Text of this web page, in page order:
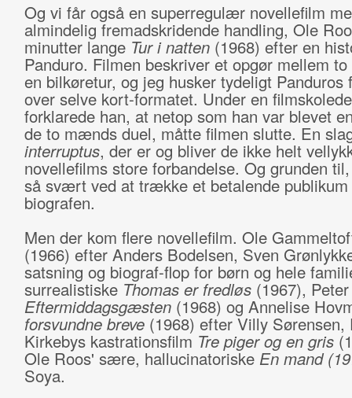
Og vi får også en superregulær novellefilm
almindelig fremadskridende handling, Ole
minutter lange Tur i natten(1968) efter en
Panduro. Filmen beskriver et opgør mellem
en bilkøretur, og jeg husker tydeligt Panduros
over selve kort-formatet. Under en
forklarede han, at netop som han var blevet
de to mænds duel, måtte filmen slutte. En
interruptus, der er og bliver de ikke helt
novellefilms store forbandelse. Og grunden
så svært ved at trække et betalende
biografen.
Men der kom flere novellefilm. Ole
(1966) efter Anders Bodelsen, Sven
satsning og biograf-flop for børn og hele
surrealistiske Thomas er fredløs(1967),
Eftermiddagsgæsten(1968) og Annelise
forsvundne breve(1968) efter Villy Sørensen,
Kirkebys kastrationsfilm Tre piger og en gris
Ole Roos' sære, hallucinatoriske En mand
Soya.